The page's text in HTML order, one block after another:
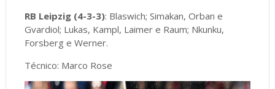
RB Leipzig (4-3-3): Blaswich; Simakan, Orban e
Gvardiol; Lukas, Kampl, Laimer e Raum; Nkunku,
Forsberg e Werner.
Técnico: Marco Rose